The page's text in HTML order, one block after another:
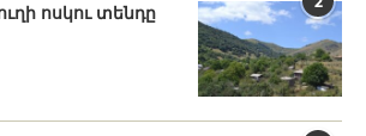
ոսկու տենդը